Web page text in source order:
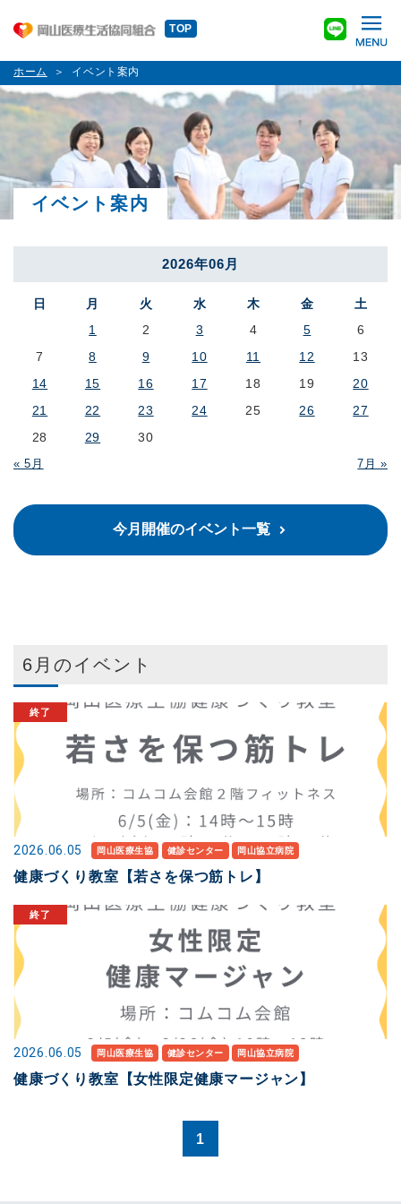
TOP
ホーム イベント案内
イベント案内
2026年06月
日 月 火 水 木 金 土
« 5月 7月 »
1 2 3 4 5
6
7
8 9 10 11 12
13
14
15 16 17 18 19
20
21
22 23 24 25 26
27
28
29 30
今月開催のイベント一覧
6月のイベント
2026.06.05 岡山医療生協 健診センター 岡山協立病院
健康づくり教室【若さを保つ筋トレ】
2026.06.05 岡山医療生協 健診センター 岡山協立病院
健康づくり教室【女性限定健康マージャン】
1